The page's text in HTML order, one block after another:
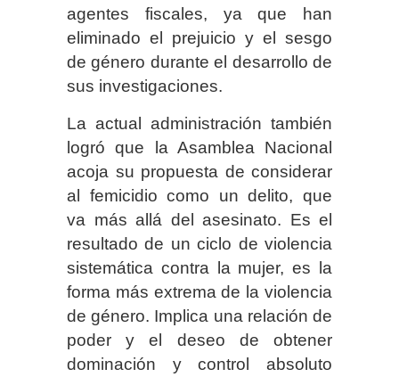
agentes fiscales, ya que han
eliminado el prejuicio y el sesgo
de género durante el desarrollo de
sus investigaciones.
La actual administración también
logró que la Asamblea Nacional
acoja su propuesta de considerar
al femicidio como un delito, que
va más allá del asesinato. Es el
resultado de un ciclo de violencia
sistemática contra la mujer, es la
forma más extrema de la violencia
de género. Implica una relación de
poder y el deseo de obtener
dominación y control absoluto